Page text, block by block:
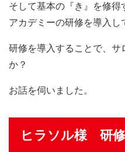
そして基本の『き』を修得
アカデミーの研修を導入し
研修を導入することで、
か？
お話を伺いました。
ヒラソル様 研